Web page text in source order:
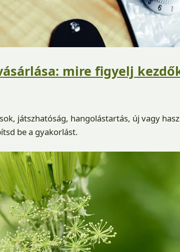
mire figyelj
játszhatóság, hangolástartás, új vagy
be a gyakorlást.